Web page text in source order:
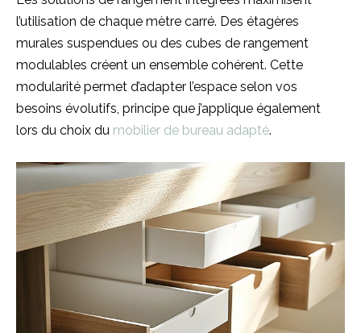
l’utilisation de chaque mètre carré. Des étagères
murales suspendues ou des cubes de rangement
modulables créent un ensemble cohérent. Cette
modularité permet d’adapter l’espace selon vos
besoins évolutifs, principe que j’applique également
lors du choix du mobilier de bureau adapté.